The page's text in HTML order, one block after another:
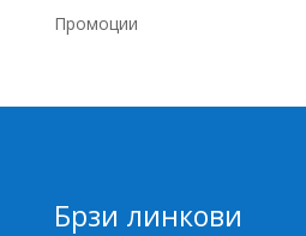
Промоции
Брзи линкови